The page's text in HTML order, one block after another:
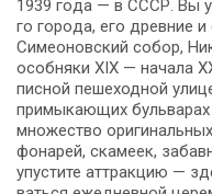
1939 го­да — в СССР. Вы
го го­ро­да, его древние
Симеоновский со­бор,
особ­ня­ки XIX — на­ча­ла
пис­ной пе­ше­ход­ной
примыкающих
мно­же­ство
фонарей, ска­ме­ек,
упустите аттракцию —